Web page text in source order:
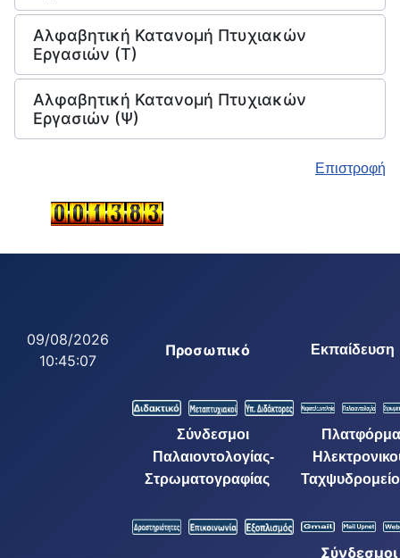
Αλφαβητική Κατανομή Πτυχιακών
Εργασιών (Τ)
Αλφαβητική Κατανομή Πτυχιακών
Εργασιών (Ψ)
Επιστροφή
09/08/2026
10:45:08
Προσωπικό Εκπαίδευση
Σύνδεσμοι
Παλαιοντολογίας-
Στρωματογραφίας
Πλατφόρμα
Σύνδεσμοι